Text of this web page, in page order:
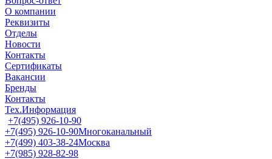
О компании
Реквизиты
Отделы
Новости
Контакты
Сертификаты
Вакансии
Бренды
Контакты
Тех.Информация
+7(495) 926-10-90
+7(495) 926-10-90Многоканальный
+7(499) 403-38-24Москва
+7(985) 928-82-98